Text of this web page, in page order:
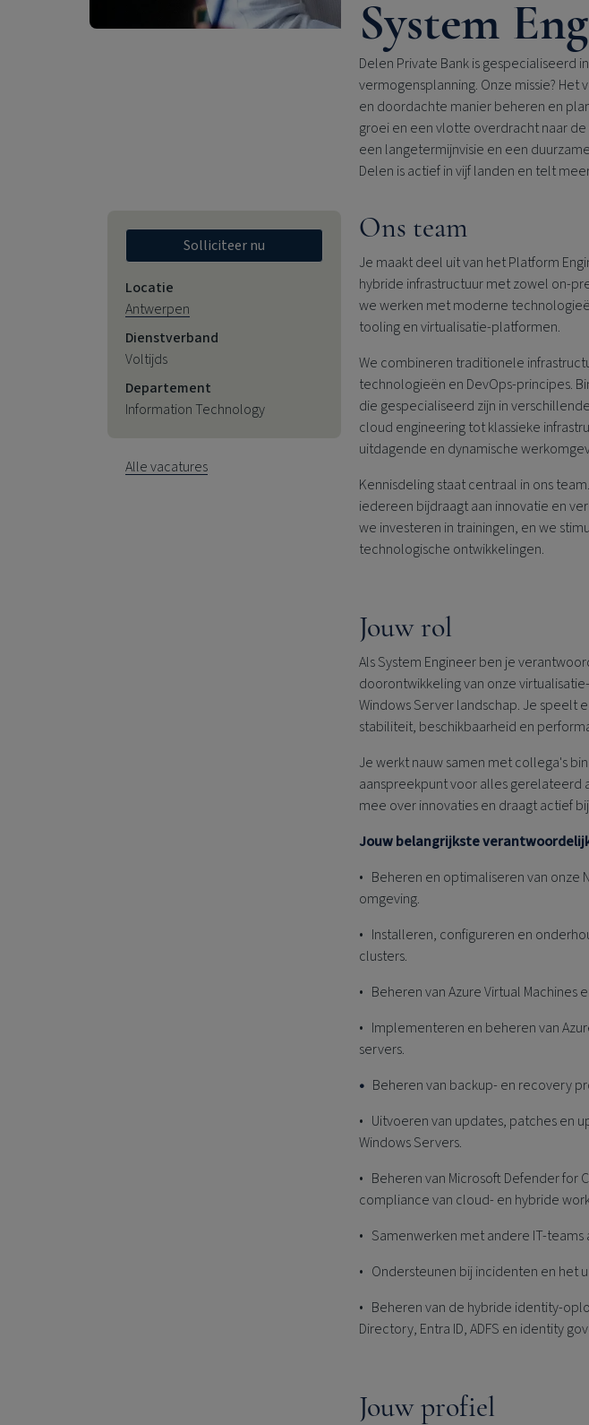
System
Delen Private Bank is gespecialiseerd
vermogensplanning. Onze missie?
en doordachte manier beheren en
groei en een vlotte overdracht naar
een langetermijnvisie en een
Delen is actief in vijf landen en telt
Ons team
Je maakt deel uit van het Platform
hybride infrastructuur met zowel on-
we werken met moderne
tooling en virtualisatie-platformen.
We combineren traditionele
technologieën en DevOps-principes.
die gespecialiseerd zijn in
cloud engineering tot klassieke
uitdagende en dynamische
Kennisdeling staat centraal in ons
iedereen bijdraagt aan innovatie en
we investeren in trainingen, en we
technologische ontwikkelingen.
Jouw rol
Als System Engineer ben je
doorontwikkeling van onze
Windows Server landschap. Je speelt
stabiliteit, beschikbaarheid en
Je werkt nauw samen met collega's
aanspreekpunt voor alles gerelateerd
mee over innovaties en draagt actief
Jouw belangrijkste
• Beheren en optimaliseren van onze
omgeving.
• Installeren, configureren en
clusters.
• Beheren van Azure Virtual
• Implementeren en beheren van
servers.
• Beheren van backup- en recovery
• Uitvoeren van updates, patches en
Windows Servers.
• Beheren van Microsoft Defender for
compliance van cloud- en hybride
• Samenwerken met andere IT-
• Ondersteunen bij incidenten en het
• Beheren van de hybride identity-
Directory, Entra ID, ADFS en identity
Jouw profiel
Solliciteer nu
Locatie
Antwerpen
Dienstverband
Voltijds
Departement
Information Technology
Alle vacatures